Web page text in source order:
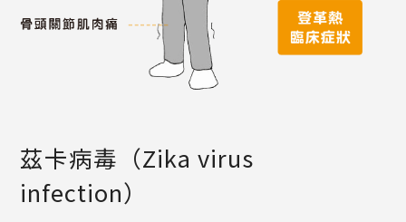
茲卡病毒（Zika virus
infection）